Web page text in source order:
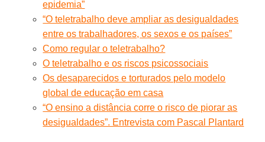
epidemia”
“O teletrabalho deve ampliar as desigualdades
entre os trabalhadores, os sexos e os países”
Como regular o teletrabalho?
O teletrabalho e os riscos psicossociais
Os desaparecidos e torturados pelo modelo
global de educação em casa
“O ensino a distância corre o risco de piorar as
desigualdades”. Entrevista com Pascal Plantard